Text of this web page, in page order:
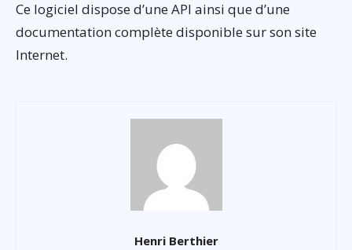
Ce logiciel dispose d’une API ainsi que d’une
documentation complète disponible sur son site
Internet.
Henri Berthier